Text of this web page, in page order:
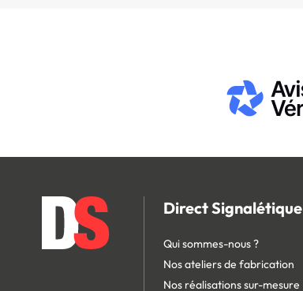
Direct Signalétique
Qui sommes-nous ?
Nos ateliers de fabrication
Nos réalisations sur-mesure